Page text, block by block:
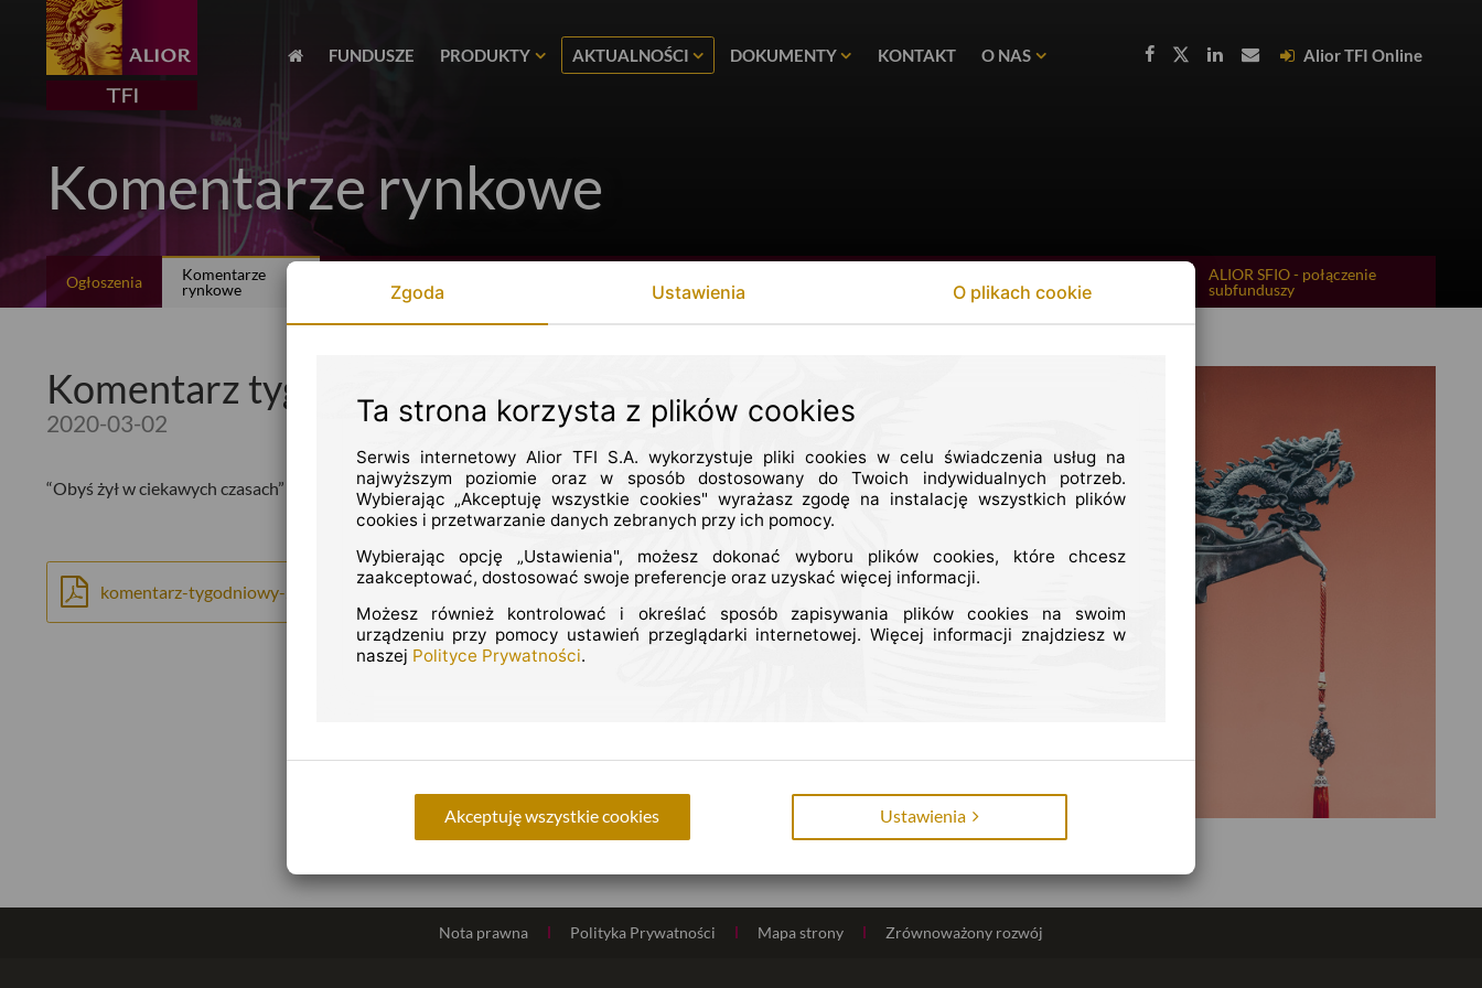
FUNDUSZE PRODUKTY AKTUALNOŚCI DOKUMENTY KONTAKT O NAS Alior TFI Online
Komentarze rynkowe
Ogłoszenia
Komentarze
rynkowe
Informacyjne
inwestycyjnych 2024
(27.12.2024)
ALIOR SFIO - połączenie
subfunduszy
Komentarz tygodniowy 2 marca 2020 roku
2020-03-02
“Obyś żył w ciekawych czasach” – chińskie przekleństwo.
komentarz-tygodniowy-20200302.pdf
Nota prawna Polityka Prywatności Mapa strony Zrównoważony rozwój
Zgoda Ustawienia O plikach cookie
Ta strona korzysta z plików cookies
Serwis internetowy Alior TFI S.A. wykorzystuje pliki cookies w celu świadczenia usług na
najwyższym poziomie oraz w sposób dostosowany do Twoich indywidualnych potrzeb.
Wybierając „Akceptuję wszystkie cookies" wyrażasz zgodę na instalację wszystkich plików
cookies i przetwarzanie danych zebranych przy ich pomocy.
Wybierając opcję „Ustawienia", możesz dokonać wyboru plików cookies, które chcesz
zaakceptować, dostosować swoje preferencje oraz uzyskać więcej informacji.
Możesz również kontrolować i określać sposób zapisywania plików cookies na swoim
urządzeniu przy pomocy ustawień przeglądarki internetowej. Więcej informacji znajdziesz w
naszej Polityce Prywatności.
Akceptuję wszystkie cookies Ustawienia